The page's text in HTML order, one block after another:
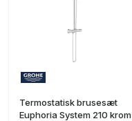
Termostatisk brusesæt
Euphoria System 210 krom